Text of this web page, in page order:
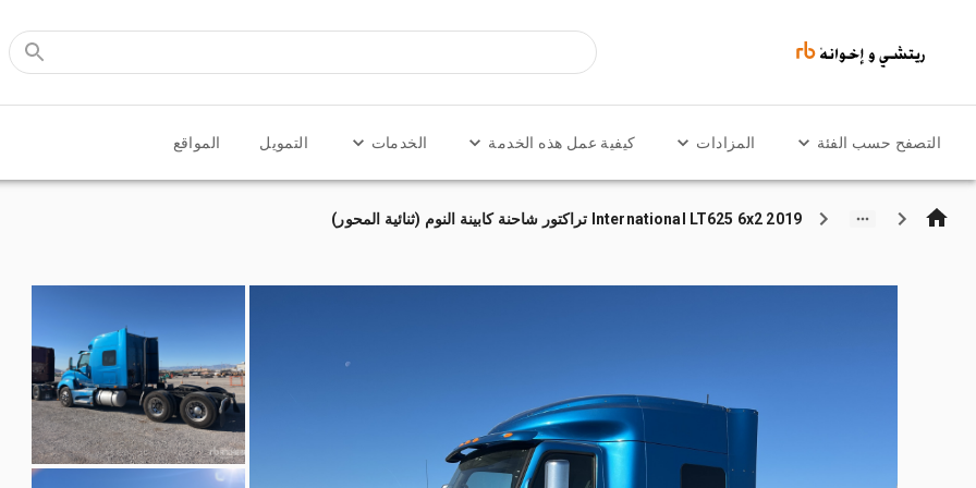
التصفح حسب الفئة المزادات كيفية عمل هذه الخدمة الخدمات التمويل المواقع
2019 International LT625 6x2 تراكتور شاحنة كابينة النوم (ثنائية المحور)